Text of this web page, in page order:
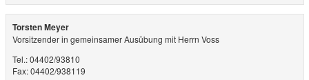
Torsten Meyer
Vorsitzender in gemeinsamer Ausübung mit Herrn Voss
Tel.: 04402/93810
Fax: 04402/938119